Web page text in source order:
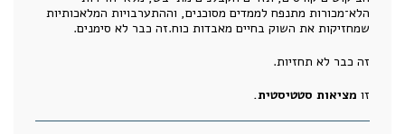
הלא־מכורות מתנפח לממדים מסוכנים, וההתערבויות המלאכותיות
שמחזיקות את השוק בחיים מאבדות כוח.זה כבר לא סימנים.
זה כבר לא תחזיות.
זו מציאות סטטיסטית.